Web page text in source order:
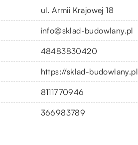
ul. Armii Krajowej 18
info@sklad-budowlany.pl
48483830420
https://sklad-budowlany.pl
8111770946
366983789